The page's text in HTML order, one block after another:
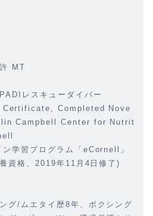
MT
レスキューダイバー
Completed Nove
Campbell Center for Nutrit
学習プログラム「eCornell」
資格、2019年11月4日修了)
グ/ムエタイ歴8年、ボクシング